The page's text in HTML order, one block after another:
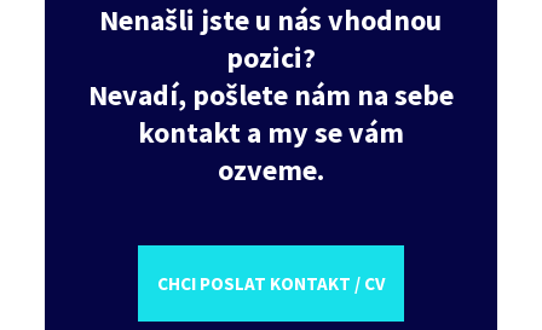
Nenašli jste u nás vhodnou
pozici?
Nevadí, pošlete nám na sebe
kontakt a my se vám
ozveme.
CHCI POSLAT KONTAKT / CV